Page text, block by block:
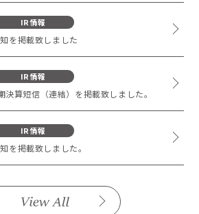
場)
ドはコチラ）
IR情報
を掲載致しました
IR情報
算短信（連結）を掲載致しました。
IR情報
を掲載致しました。